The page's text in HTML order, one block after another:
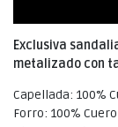
Exclusiva
metalizado con
Capellada: 100%
Forro: 100% Cuero